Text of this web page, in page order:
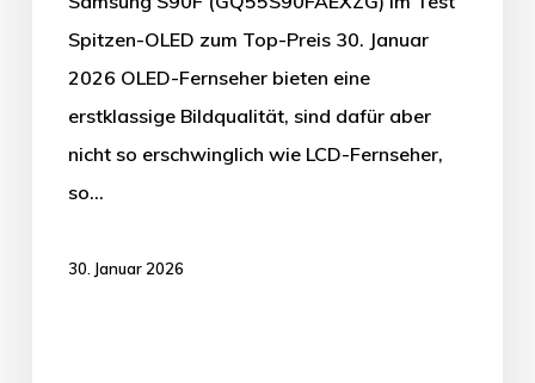
Spitzen-OLED zum Top-Preis 30. Januar
2026 OLED-Fernseher bieten eine
erstklassige Bildqualität, sind dafür aber
nicht so erschwinglich wie LCD-Fernseher,
so…
30. Januar 2026